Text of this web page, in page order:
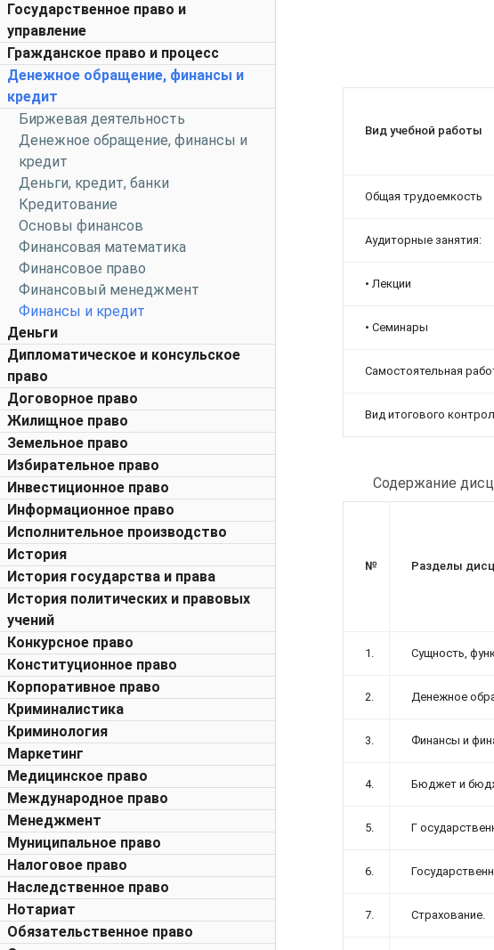
Государственное право и
управление
Гражданское право и процесс
Денежное обращение, финансы и
кредит
Биржевая деятельность
Денежное обращение, финансы и
кредит
Деньги, кредит, банки
Кредитование
Основы финансов
Финансовая математика
Финансовое право
Финансовый менеджмент
Финансы и кредит
Деньги
Дипломатическое и консульское
право
Договорное право
Жилищное право
Земельное право
Избирательное право
Инвестиционное право
Информационное право
Исполнительное производство
История
История государства и права
История политических и правовых
учений
Конкурсное право
Конституционное право
Корпоративное право
Криминалистика
Криминология
Маркетинг
Медицинское право
Международное право
Менеджмент
Муниципальное право
Налоговое право
Наследственное право
Нотариат
Обязательственное право
Вид учебной работы
Общая трудоемкость
Аудиторные занятия:
• Лекции
• Семинары
Самостоятельная
Вид итогового
Содержание
№ Разделы
1. Сущность,
2. Денежное
3. Финансы и
4. Бюджет и
5. Г
6.
7. Страхование.